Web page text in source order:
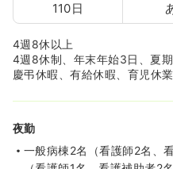
110日
4週8休以上
4週8休制、年末年始3日、夏
慶弔休暇、有給休暇、育児休
夜勤
一般病棟2名（看護師2名、